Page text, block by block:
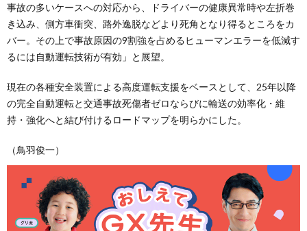
事故の多いケースへの対応から、ドライバーの健康異常時や左折巻
き込み、側方車衝突、路外逸脱などより死角となり得るところをカ
バー。その上で事故原因の9割強を占めるヒューマンエラーを低減す
るには自動運転技術が有効」と展望。
現在の各種安全装置による高度運転支援をベースとして、25年以降
の完全自動運転と交通事故死傷者ゼロならびに輸送の効率化・維
持・強化へと結び付けるロードマップを明らかにした。
（鳥羽俊一）